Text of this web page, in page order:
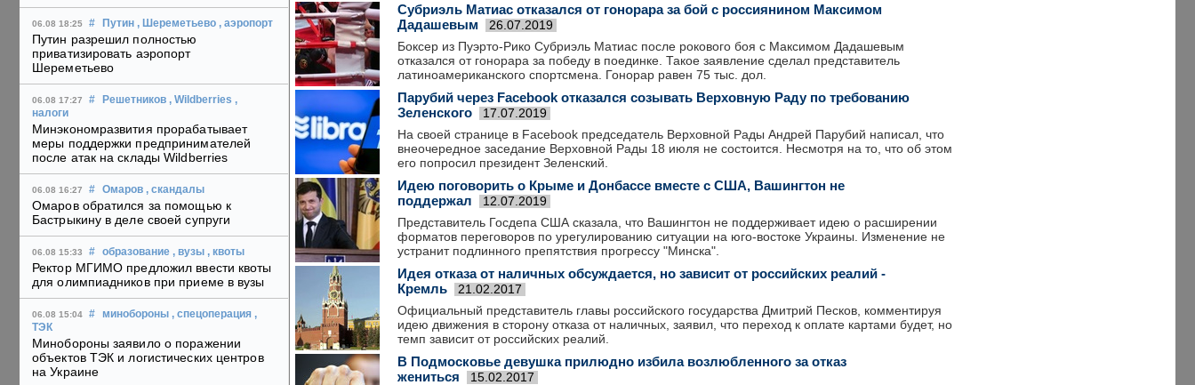
06.08 18:25 # Путин , Шереметьево , аэропорт
Путин разрешил полностью
приватизировать аэропорт
Шереметьево
06.08 17:27 # Решетников , Wildberries ,
налоги
Минэкономразвития прорабатывает
меры поддержки предпринимателей
после атак на склады Wildberries
06.08 16:27 # Омаров , скандалы
Омаров обратился за помощью к
Бастрыкину в деле своей супруги
06.08 15:33 # образование , вузы , квоты
Ректор МГИМО предложил ввести квоты
для олимпиадников при приеме в вузы
06.08 15:04 # минобороны , спецоперация ,
ТЭК
Минобороны заявило о поражении
объектов ТЭК и логистических центров
на Украине
Субриэль Матиас отказался от гонорара за бой с россиянином Максимом
Дадашевым
26.07.2019
Боксер из Пуэрто-Рико Субриэль Матиас после рокового боя с Максимом Дадашевым
отказался от гонорара за победу в поединке. Такое заявление сделал представитель
латиноамериканского спортсмена. Гонорар равен 75 тыс. дол.
Парубий через Facebook отказался созывать Верховную Раду по требованию
Зеленского
17.07.2019
На своей странице в Facebook председатель Верховной Рады Андрей Парубий написал, что
внеочередное заседание Верховной Рады 18 июля не состоится. Несмотря на то, что об этом
его попросил президент Зеленский.
Идею поговорить о Крыме и Донбассе вместе с США, Вашингтон не
поддержал
12.07.2019
Представитель Госдепа США сказала, что Вашингтон не поддерживает идею о расширении
форматов переговоров по урегулированию ситуации на юго-востоке Украины. Изменение не
устранит подлинного препятствия прогрессу "Минска".
Идея отказа от наличных обсуждается, но зависит от российских реалий -
Кремль
21.02.2017
Официальный представитель главы российского государства Дмитрий Песков, комментируя
идею движения в сторону отказа от наличных, заявил, что переход к оплате картами будет, но
темп зависит от российских реалий.
В Подмосковье девушка прилюдно избила возлюбленного за отказ
жениться
15.02.2017